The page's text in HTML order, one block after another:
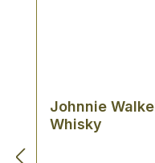
Johnnie
Whisky